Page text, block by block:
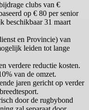
clubs van €
op € 80 per senior
beschikbaar 31 maart
en Provincie) van
leiden tot lange
verdere reductie kosten.
van de omzet.
jaren gericht op verder
door de rugbybond